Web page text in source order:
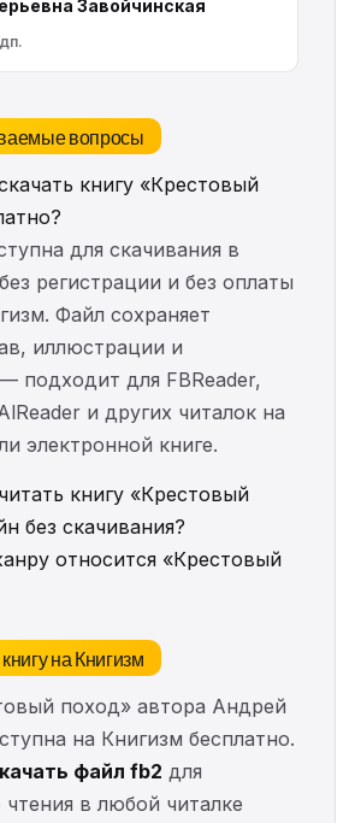
Завойчинская
вопросы
книгу «Крестовый
для скачивания в
регистрации и без оплаты
Файл сохраняет
иллюстрации и
подходит для FBReader,
и других читалок на
электронной книге.
книгу «Крестовый
без скачивания?
относится «Крестовый
на Книгизм
поход» автора Андрей
на Книгизм бесплатно.
файл fb2 для
в любой читалке